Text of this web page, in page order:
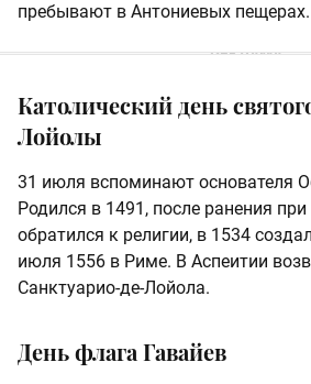
пребывают в Антониевых пещерах.
Католический день
Лойолы
31 июля вспоминают основателя
Родился в 1491, после ранения
обратился к религии, в 1534
июля 1556 в Риме. В Аспеитии
Санктуарио-де-Лойола.
День флага Гавайев